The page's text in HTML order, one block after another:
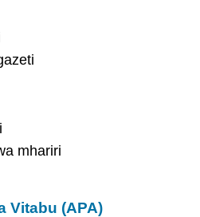
mhariri
Vitabu (APA)